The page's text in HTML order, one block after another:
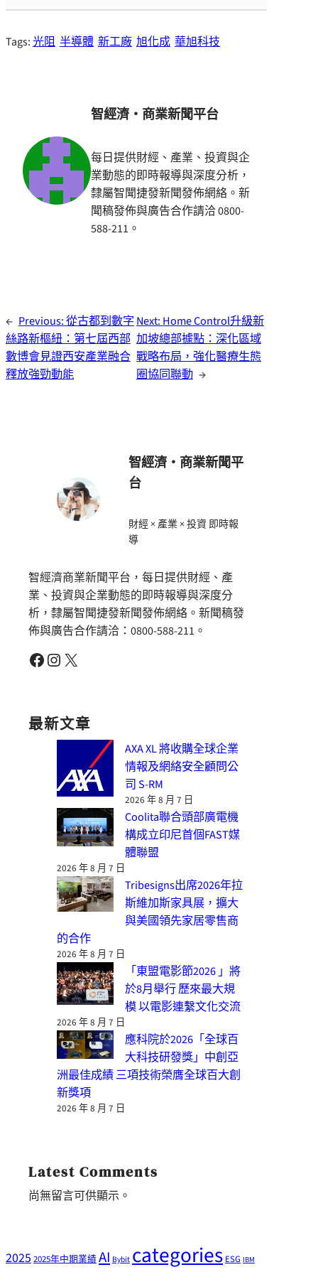
Tags:光阻 半導體 新工廠 旭化成 華旭科技
智經濟・商業新聞平台
每日提供財經、產業、投資與企
業動態的即時報導與深度分析，
隸屬智聞捷發新聞發佈網絡。新
聞稿發佈與廣告合作請洽 0800-
588-211。
← Previous:從古都到數字
絲路新樞紐：第七屆西部
數博會見證西安產業融合
釋放強勁動能
Next: Home Control升級新
加坡總部據點：深化區域
戰略布局，強化醫療生態
圈協同聯動 →
智經濟・商業新聞平
台
財經 × 產業 × 投資 即時報
導
智經濟商業新聞平台，每日提供財經、產
業、投資與企業動態的即時報導與深度分
析，隸屬智聞捷發新聞發佈網絡。新聞稿發
佈與廣告合作請洽：0800-588-211。
Facebook Instagram X
最新文章
AXA XL 將收購全球企業
情報及網絡安全顧問公
司 S-RM
2026 年 8 月 7 日
Coolita聯合頭部廣電機
構成立印尼首個FAST媒
體聯盟
2026 年 8 月 7 日
Tribesigns出席2026年拉
斯維加斯家具展，擴大
與美國領先家居零售商
的合作
2026 年 8 月 7 日
「東盟電影節2026 」將
於8月舉行 歷來最大規
模 以電影連繫文化交流
2026 年 8 月 7 日
應科院於2026「全球百
大科技研發獎」中創亞
洲最佳成績 三項技術榮膺全球百大創
新獎項
2026 年 8 月 7 日
Latest Comments
尚無留言可供顯示。
20252025年中期業績AI Bybitcategories ESG IBM